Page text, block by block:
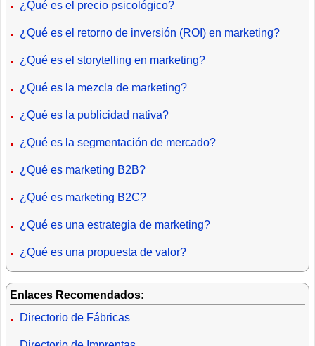
¿Qué es el precio psicológico?
¿Qué es el retorno de inversión (ROI) en marketing?
¿Qué es el storytelling en marketing?
¿Qué es la mezcla de marketing?
¿Qué es la publicidad nativa?
¿Qué es la segmentación de mercado?
¿Qué es marketing B2B?
¿Qué es marketing B2C?
¿Qué es una estrategia de marketing?
¿Qué es una propuesta de valor?
Enlaces Recomendados:
Directorio de Fábricas